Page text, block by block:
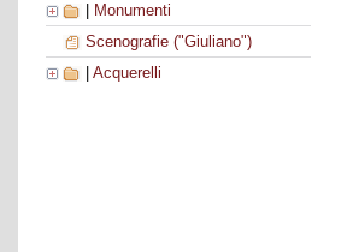
Monumenti
Scenografie ("Giuliano")
Acquerelli